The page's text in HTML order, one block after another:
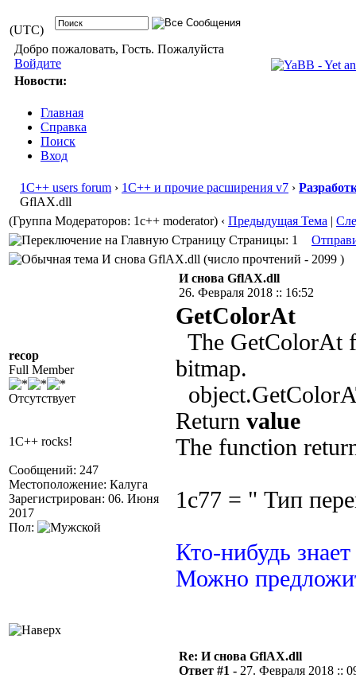
(UTC)
Добро пожаловать, Гость. Пожалуйста
Войдите
Новости:
Главная
Справка
Поиск
Вход
1С++ users forum › 1С++ и прочие расширения v7 ›
GflAX.dll
(Группа Модераторов: 1c++ moderator) ‹ Предыдущая Тема |
Страницы: 1
И снова GflAX.dll (число прочтений - 2099 )
recop
Full Member
Отсутствует
1C++ rocks!
Сообщений: 247
Местоположение: Калуга
Зарегистрирован: 06. Июня
2017
Пол:
И снова GflAX.dll
26. Февраля 2018 :: 16:52
GetColorAt
The GetColorAt
bitmap.
Return value
The function
1с77 = " Тип
Кто-нибудь
Можно
Re: И снова GflAX.dll
Ответ #1 - 27. Февраля 2018 ::